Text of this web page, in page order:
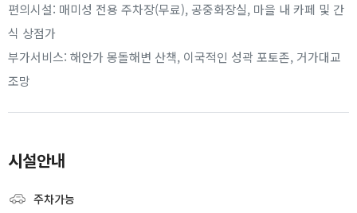
편의시설: 매미성 전용 주차장(무료), 공중화장실, 마을 내 카페 및 간
식 상점가
부가서비스: 해안가 몽돌해변 산책, 이국적인 성곽 포토존, 거가대교
조망
시설안내
주차가능